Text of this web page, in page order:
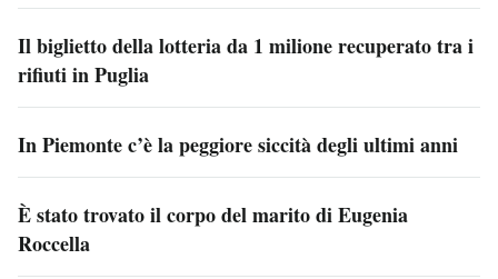
Il biglietto della lotteria da 1 milione recuperato tra i
rifiuti in Puglia
In Piemonte c’è la peggiore siccità degli ultimi anni
È stato trovato il corpo del marito di Eugenia
Roccella